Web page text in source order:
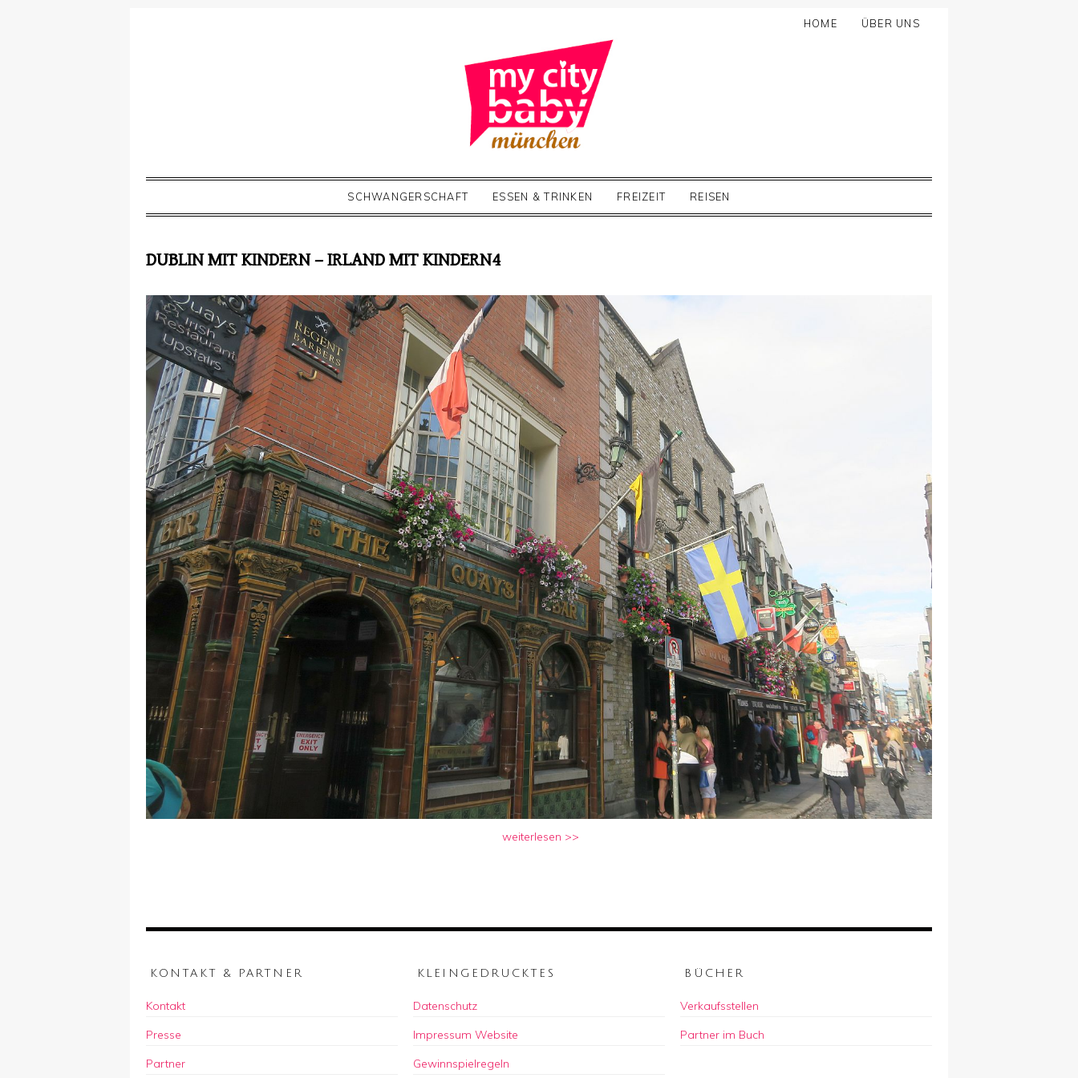
HOME ÜBER UNS
SCHWANGERSCHAFT ESSEN & TRINKEN FREIZEIT REISEN
DUBLIN MIT KINDERN – IRLAND MIT KINDERN4
weiterlesen >>
KONTAKT & PARTNER
Kontakt
Presse
Partner
KLEINGEDRUCKTES
Datenschutz
Impressum Website
Gewinnspielregeln
BÜCHER
Verkaufsstellen
Partner im Buch